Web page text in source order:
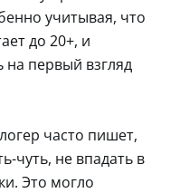
учитывая, что
до 20+, и
на первый взгляд
часто пишет,
чуть, не впадать в
Это могло